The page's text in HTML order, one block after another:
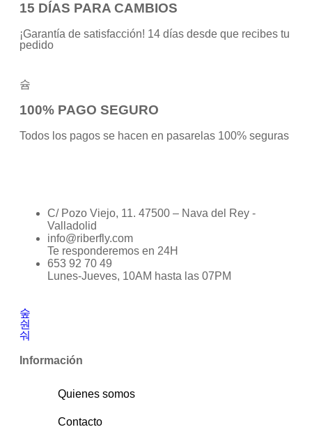
15 DÍAS PARA CAMBIOS
¡Garantía de satisfacción! 14 días desde que recibes tu
pedido
100% PAGO SEGURO
Todos los pagos se hacen en pasarelas 100% seguras
C/ Pozo Viejo, 11. 47500 – Nava del Rey -
Valladolid
info@riberfly.com
Te responderemos en 24H
653 92 70 49
Lunes-Jueves, 10AM hasta las 07PM
Información
Quienes somos
Contacto